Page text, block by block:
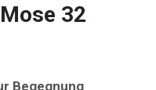
32
Begegnung